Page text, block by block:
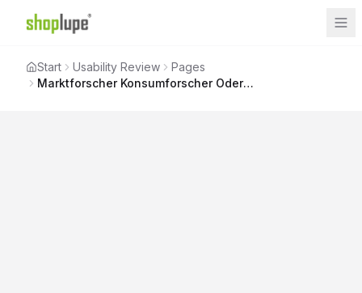
Start Usability Review
Pages
Marktforscher Konsumforscher Oder Happiness Forscher